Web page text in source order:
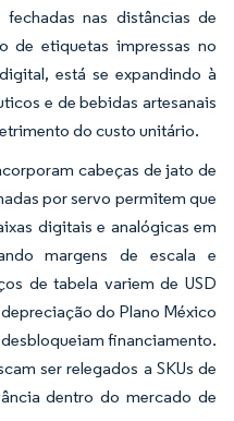
nas distâncias de
de etiquetas impressas no
está se expandindo à
e de bebidas artesanais
do custo unitário.
cabeças de jato de
por servo permitem que
digitais e analógicas em
margens de escala e
de tabela variem de USD
do Plano México
financiamento.
ser relegados a SKUs de
dentro do mercado de